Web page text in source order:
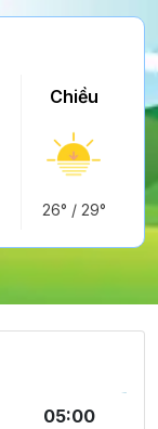
Chiều
26° / 29°
05:00